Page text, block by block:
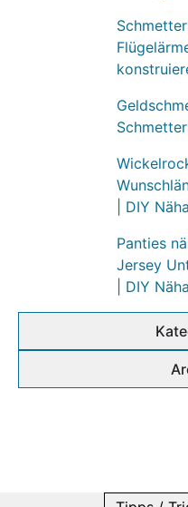
| DIY
Panties
Jersey
| DIY